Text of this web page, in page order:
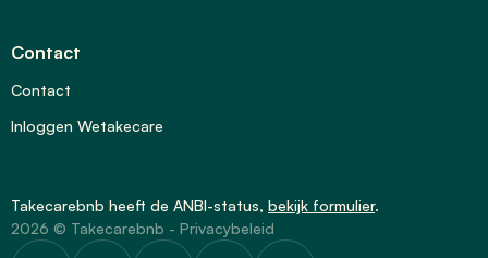
Contact
Contact
Inloggen Wetakecare
Takecarebnb heeft de ANBI-status, bekijk formulier.
2026 © Takecarebnb - Privacybeleid